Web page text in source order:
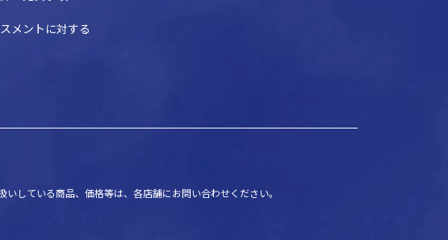
メントに対する
いしている商品、価格等は、各店舗にお問い合わせください。